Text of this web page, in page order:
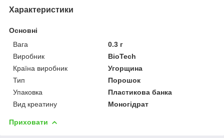
Характеристики
Основні
Вага
0.3 г
Виробник
BioTech
Країна виробник
Угорщина
Тип
Порошок
Упаковка
Пластикова банка
Вид креатину
Моногідрат
Приховати